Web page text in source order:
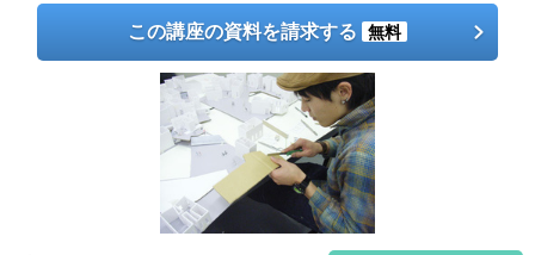
この講座の資料を請求する 無料